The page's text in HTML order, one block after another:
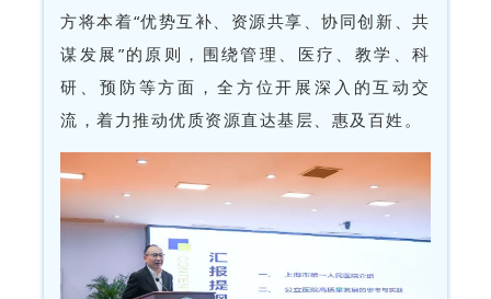
方将本着“优势互补、资源共享、协同创新、共
谋发展”的原则，围绕管理、医疗、教学、科
研、预防等方面，全方位开展深入的互动交
流，着力推动优质资源直达基层、惠及百姓。